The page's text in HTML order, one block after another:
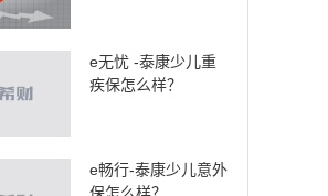
e无忧 -泰康少儿重
疾保怎么样？
e畅行-泰康少儿意外